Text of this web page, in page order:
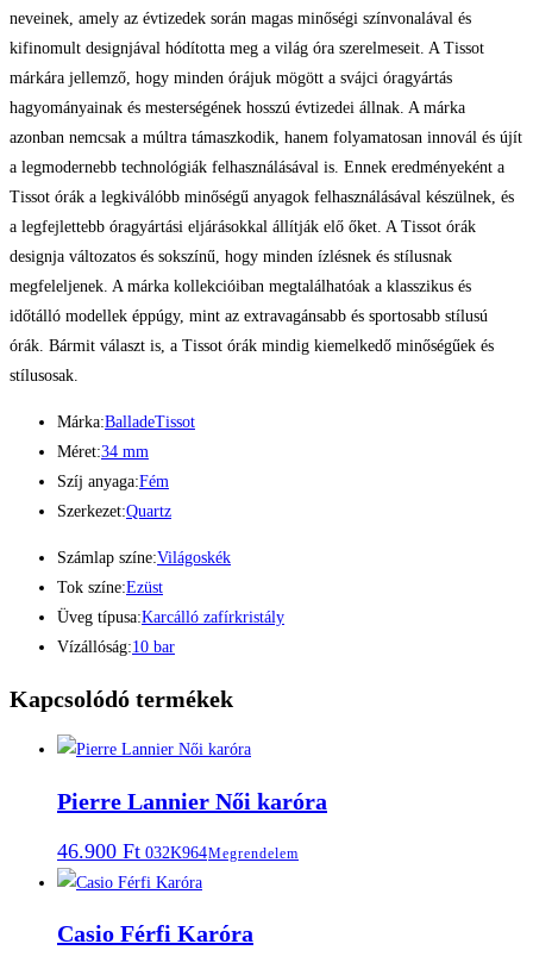
neveinek, amely az évtizedek során magas minőségi színvonalával és
kifinomult designjával hódította meg a világ óra szerelmeseit. A Tissot
márkára jellemző, hogy minden órájuk mögött a svájci óragyártás
hagyományainak és mesterségének hosszú évtizedei állnak. A márka
azonban nemcsak a múltra támaszkodik, hanem folyamatosan innovál és újít
a legmodernebb technológiák felhasználásával is. Ennek eredményeként a
Tissot órák a legkiválóbb minőségű anyagok felhasználásával készülnek, és
a legfejlettebb óragyártási eljárásokkal állítják elő őket. A Tissot órák
designja változatos és sokszínű, hogy minden ízlésnek és stílusnak
megfeleljenek. A márka kollekcióiban megtalálhatóak a klasszikus és
időtálló modellek éppúgy, mint az extravagánsabb és sportosabb stílusú
órák. Bármit választ is, a Tissot órák mindig kiemelkedő minőségűek és
stílusosak.
Márka:BalladeTissot
Méret:34 mm
Szíj anyaga:Fém
Szerkezet:Quartz
Számlap színe:Világoskék
Tok színe:Ezüst
Üveg típusa:Karcálló zafírkristály
Vízállóság:10 bar
Kapcsolódó termékek
Pierre Lannier Női karóra
46.900 Ft 032K964Megrendelem
Casio Férfi Karóra